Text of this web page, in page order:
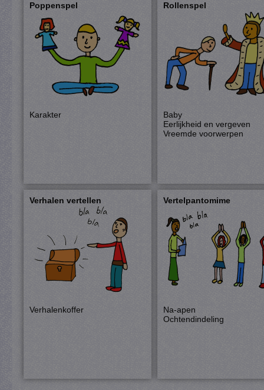
Poppenspel
Karakter
Rollenspel
Baby
Eerlijkheid en vergeven
Vreemde voorwerpen
Verhalen vertellen
Verhalenkoffer
Vertelpantomime
Na-apen
Ochtendindeling